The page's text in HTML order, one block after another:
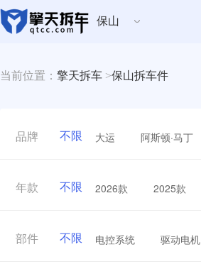
保山
当前位置： 擎天拆车 >保山拆车件
品牌 不限 大运 阿斯顿·马丁
年款 不限 2026款 2025款
部件 不限 电控系统 驱动电机